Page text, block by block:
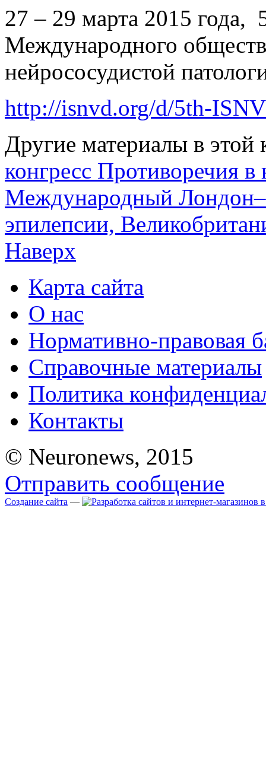
27 – 29 марта 2015 года,
Международного
нейрососудистой
http://isnvd.org/d/5th-
Другие материалы в этой
конгресс Противоречия
Международный
эпилепсии,
Наверх
Карта сайта
О нас
Нормативно-правовая
Справочные материалы
Политика
Контакты
© Neuronews, 2015
Отправить сообщение
Создание сайта —